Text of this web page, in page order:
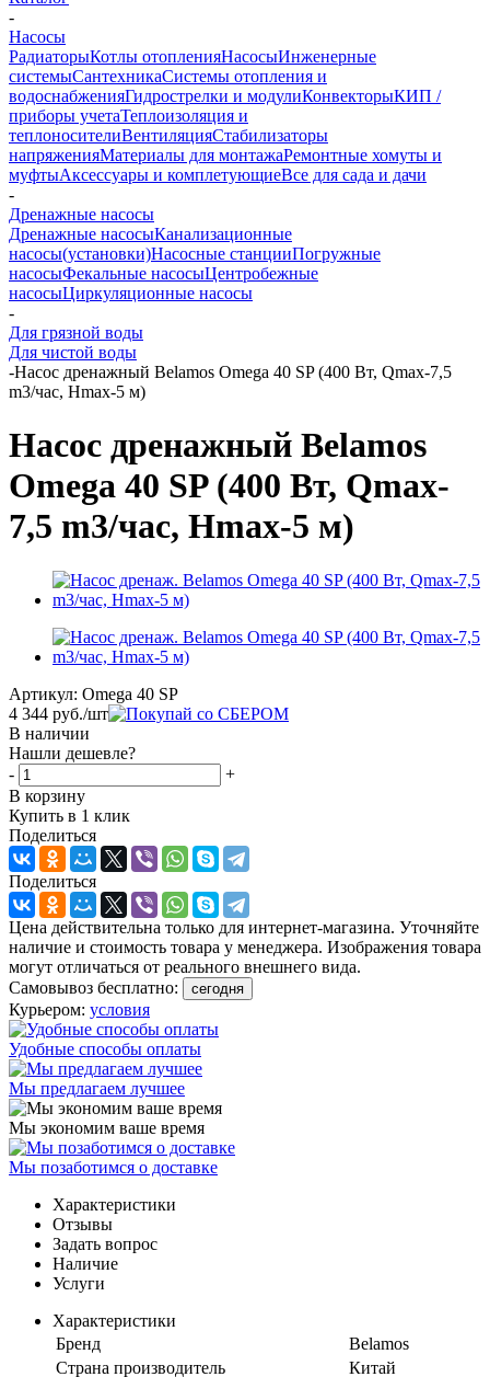
-
Насосы
РадиаторыКотлы отопленияНасосыИнженерные
системыСантехникаСистемы отопления и
водоснабженияГидрострелки и модулиКонвекторыКИП /
приборы учетаТеплоизоляция и
теплоносителиВентиляцияСтабилизаторы
напряженияМатериалы для монтажаРемонтные хомуты и
муфтыАксессуары и комплетующиеВсе для сада и дачи
-
Дренажные насосы
Дренажные насосыКанализационные
насосы(установки)Насосные станцииПогружные
насосыФекальные насосыЦентробежные
насосыЦиркуляционные насосы
-
Для грязной воды
Для чистой воды
-Насос дренажный Belamos Omega 40 SP (400 Вт, Qmax-7,5
m3/час, Hmax-5 м)
Насос дренажный Belamos
Omega 40 SP (400 Вт, Qmax-
7,5 m3/час, Hmax-5 м)
Артикул: Omega 40 SP
4 344 руб./шт
В наличии
Нашли дешевле?
-
+
В корзину
Купить в 1 клик
Поделиться
Поделиться
Цена действительна только для интернет-магазина. Уточняйте
наличие и стоимость товара у менеджера. Изображения товара
могут отличаться от реального внешнего вида.
Самовывоз бесплатно:
сегодня
Курьером: условия
Удобные способы оплаты
Мы предлагаем лучшее
Мы экономим ваше время
Мы позаботимся о доставке
Характеристики
Отзывы
Задать вопрос
Наличие
Услуги
Характеристики
Бренд
Belamos
Страна производитель
Китай